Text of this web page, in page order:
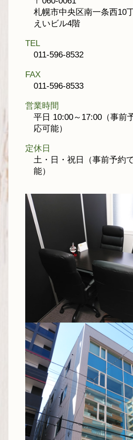
札幌市中央区南一条西10
えいビル4階
TEL
011-596-8532
FAX
011-596-8533
営業時間
平日 10:00～17:00（事前
応可能）
定休日
土・日・祝日（事前予約
能）